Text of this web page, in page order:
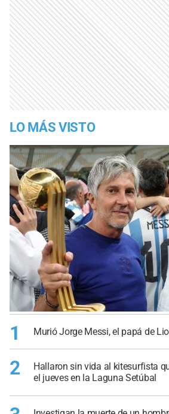
LO MÁS VISTO
1 Murió Jorge Messi, el papá de
2
Hallaron sin vida al kitesurfista
el jueves en la Laguna Setúbal